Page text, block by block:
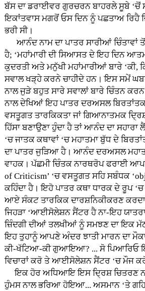
ਬੱਸ ਦਾ ਡਰਾਈਵਰ ਗੁਰਚਰਨ ਬਾਹਰਲੇ ਸੂਬੇ
ਇਕਾਂਤਵਾਸ ਮਗਰੋਂ ਓਸ ਦਿਨ ਨੂੰ ਪਛਤਾਅ ਰਿਹੈ
ਭਰੀ ਸੀ।
ਆਨੰਦ ਨਾਮ ਦਾ ਪਾਤਰ ਸਾਰੀਆਂ ਚਿੰਤਾਵਾਂ
ਹੈ; ‘ਮਹਾਂਮਾਰੀ ਦੀ ਸਿਆਸਤ ਦੇ ਇਹ ਦਿਨ
ਕੁਦਰਤੀ ਅਤੇ ਮਨੁੱਖੀ ਮਹਾਂਮਾਰੀਆਂ ਬਾਰੇ ‘ਕੀ,
ਸਵਾਲ ਖੜ੍ਹੇ ਕਰਨੇ ਚਾਹੀਦੇ ਹਨ। ਇਸ ਸਮੇਂ
ਨਾਲ ਜੁੜੇ ਬਹੁਤ ਸਾਰੇ ਸਵਾਲਾਂ ਬਾਰੇ ਚਿੰਤਨ
ਨਾਲ ਦੇਖਿਆਂ ਇਹ ਪਾਤਰ ਦਰਅਸਲ
ਵਸਤੂਗਤ ਤਾਰਕਿਕਤਾ ਜਾਂ ਗਿਆਨਾਤਮਕ
ਹਿੱਸਾ ਬਣਾਉਣਾ ਹੁੰਦਾ ਹੈ ਤਾਂ ਆਨੰਦ ਦਾ ਸਹਾਰਾ
‘ਚ ਜਾਤਕ ਕਥਾਵਾਂ ‘ਚ ਮਹਾਤਮਾ ਬੁੱਧ ਦੇ
ਦਾ ਪਾਤਰ ਜੁੜਿਆ ਹੈ। ਆਨੰਦ ਦਰਅਸਲ
ਵਾਹਕ। ਪੱਛਮੀ ਚਿੰਤਕ ਨਾਰਥਰੋਪ ਫਰਾਈ
of Criticism’ ‘ਚ ਵਸਤੂਗਤ ਸਹਿ ਸਬੰਧਕ
ਕਹਿੰਦਾ ਹੈ। ਇਹੋ ਪਾਤਰ ਕਥਾ ਧਾਰਕ ਦੇ ਰੂਪ ‘ਚ
ਆਏ ਸੰਕਟ ਤਾਰਕਿਕ ਦਾਰਸ਼ਨਿਕੀਕਰਣ
ਜਿਹੜਾ ‘ਆਈਸੋਲੇਸ਼ਨ ਸੈਂਟਰ ਹੈ ਨਾ-ਇਹ
ਜ਼ਿੰਦਗੀ ਦੀਆਂ ਤਲਖੀਆਂ ਨੂੰ ਸਮਝਣ ਦਾ ਇਕ
ਇਹ ਤੁਹਾਨੂੰ ਆਪਣੇ ਅੰਦਰ ਝਾਤੀ ਮਾਰਨ ਦਾ
ਕੀ-ਖੱਟਿਆ-ਕੀ ਗੁਆਇਆ? ... ਸੋ ਪਿਆਰਿਓ
ਵਿਚਾਰਾਂ ਕਰੋ ਤੇ ਆਈਸੋਲੇਸ਼ਨ ਸੈਂਟਰ ‘ਚ ਮੌਜ
ਇਕ ਹੋਰ ਅਧਿਆਇ ਇਸ ਦ੍ਰਿਸ਼ ਚਿਤਰਣ
ਹੁੰਮਸ ਨਾਲ ਭਰਿਆ ਹੋਇਆ... ਅਸਮਾਨ ‘ਤੇ